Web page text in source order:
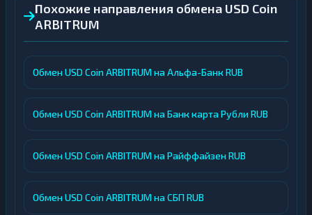
Похожие направления обмена USD Coin
ARBITRUM
Обмен USD Coin ARBITRUM на Альфа-Банк RUB
Обмен USD Coin ARBITRUM на Банк карта Рубли RUB
Обмен USD Coin ARBITRUM на Райффайзен RUB
Обмен USD Coin ARBITRUM на СБП RUB